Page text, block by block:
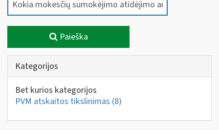
Paieška
Kategorijos
Bet kurios kategorijos
PVM atskaitos tikslinimas (8)